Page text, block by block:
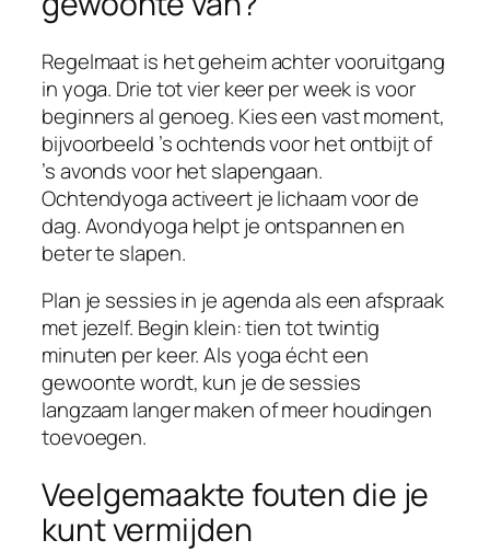
Regelmaat is het geheim achter vooruitgang
in yoga. Drie tot vier keer per week is voor
beginners al genoeg. Kies een vast moment,
bijvoorbeeld ’s ochtends voor het ontbijt of
’s avonds voor het slapengaan.
Ochtendyoga activeert je lichaam voor de
dag. Avondyoga helpt je ontspannen en
beter te slapen.
Plan je sessies in je agenda als een afspraak
met jezelf. Begin klein: tien tot twintig
minuten per keer. Als yoga écht een
gewoonte wordt, kun je de sessies
langzaam langer maken of meer houdingen
toevoegen.
Veelgemaakte fouten die je
kunt vermijden